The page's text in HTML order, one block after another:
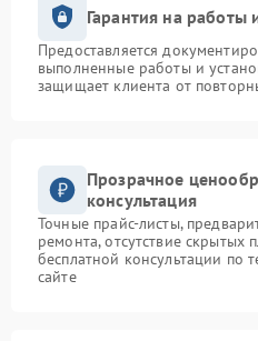
Гарантия на работы
Предоставляется
выполненные работы и
защищает клиента от
Прозрачное
консультация
Точные прайс-листы,
ремонта, отсутствие скрытых
бесплатной консультации по
сайте